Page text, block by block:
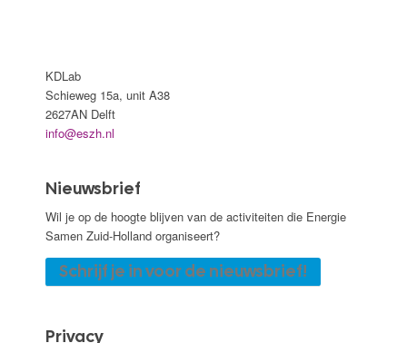
KDLab
Schieweg 15a, unit A38
2627AN Delft
info@eszh.nl
Nieuwsbrief
Wil je op de hoogte blijven van de activiteiten die Energie
Samen Zuid-Holland organiseert?
Schrijf je in voor de nieuwsbrief!
Privacy